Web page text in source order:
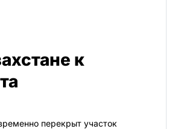
к
перекрыт участок